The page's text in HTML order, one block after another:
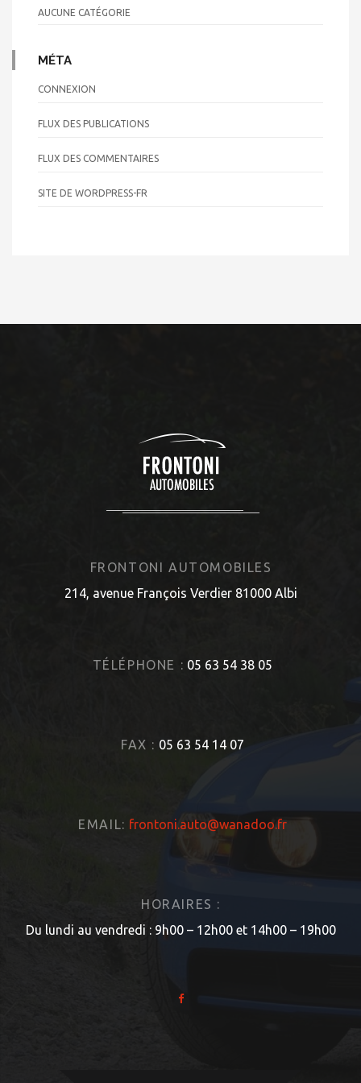
AUCUNE CATÉGORIE
MÉTA
CONNEXION
FLUX DES PUBLICATIONS
FLUX DES COMMENTAIRES
SITE DE WORDPRESS-FR
FRONTONI AUTOMOBILES
214, avenue François Verdier 81000 Albi
TÉLÉPHONE : 05 63 54 38 05
FAX : 05 63 54 14 07
EMAIL: frontoni.auto@wanadoo.fr
HORAIRES :
Du lundi au vendredi : 9h00 – 12h00 et 14h00 – 19h00